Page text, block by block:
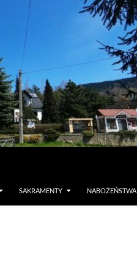
SAKRAMENTY NABOŻEŃSTWA